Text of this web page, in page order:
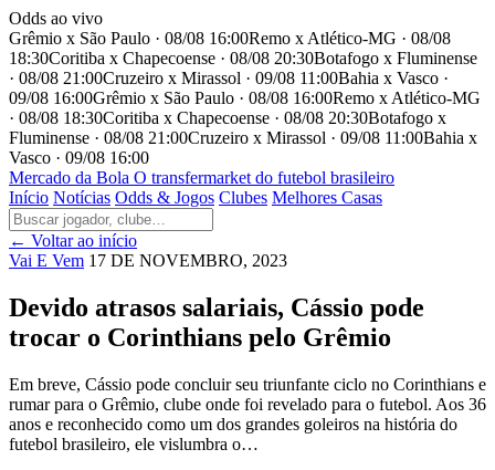
Odds ao vivo
Grêmio x São Paulo · 08/08 16:00Remo x Atlético-MG · 08/08
18:30Coritiba x Chapecoense · 08/08 20:30Botafogo x Fluminense
· 08/08 21:00Cruzeiro x Mirassol · 09/08 11:00Bahia x Vasco ·
09/08 16:00Grêmio x São Paulo · 08/08 16:00Remo x Atlético-MG
· 08/08 18:30Coritiba x Chapecoense · 08/08 20:30Botafogo x
Fluminense · 08/08 21:00Cruzeiro x Mirassol · 09/08 11:00Bahia x
Vasco · 09/08 16:00
Mercado da Bola O transfermarket do futebol brasileiro
Início Notícias Odds & Jogos Clubes Melhores Casas
← Voltar ao início
Vai E Vem 17 DE NOVEMBRO, 2023
Devido atrasos salariais, Cássio pode
trocar o Corinthians pelo Grêmio
Em breve, Cássio pode concluir seu triunfante ciclo no Corinthians e
rumar para o Grêmio, clube onde foi revelado para o futebol. Aos 36
anos e reconhecido como um dos grandes goleiros na história do
futebol brasileiro, ele vislumbra o…